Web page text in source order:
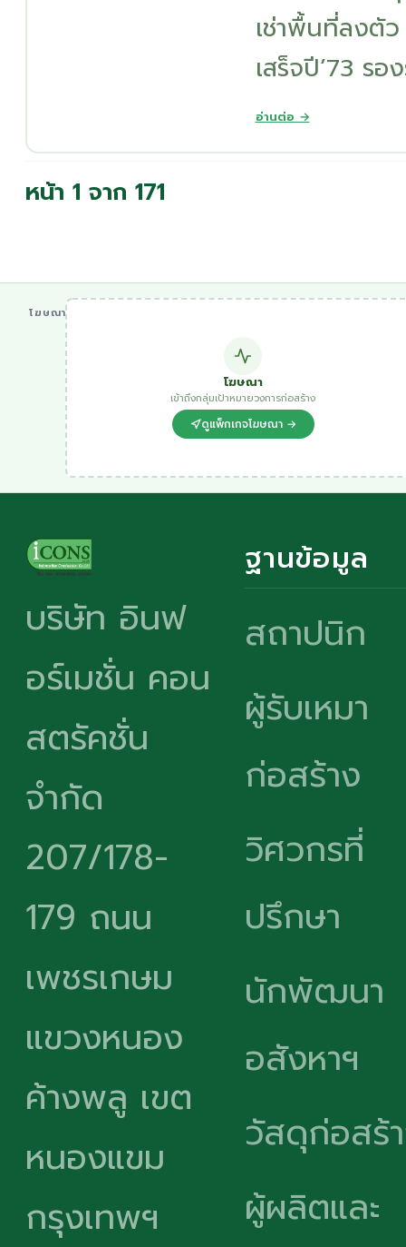
เช่าพื้นที่ลงตัว
เสร็จปี’73 ร
อ่านต่อ →
หน้า 1 จาก 171
โฆษณา
โฆษณา
เข้าถึงกลุ่มเป้าหมายวงการก่อสร้าง
ดูแพ็กเกจโฆษณา →
บริษัท อินฟ
อร์เมชั่น คอน
สตรัคชั่น
จำกัด
207/178-
179 ถนน
เพชรเกษม
แขวงหนอง
ค้างพลู เขต
หนองแขม
กรุงเทพฯ
ฐานข้อมูล
สถาปนิก
ผู้รับเหมา
ก่อสร้าง
วิศวกรที่
ปรึกษา
นักพัฒนา
อสังหาฯ
วัสดุก่อสร้
ผู้ผลิตและ